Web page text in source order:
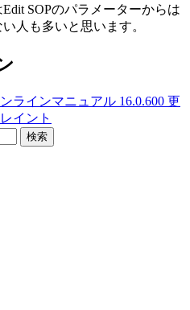
SOPのパラメーターからは
人も多いと思います。
ラインマニュアル 16.0.600 更
イント